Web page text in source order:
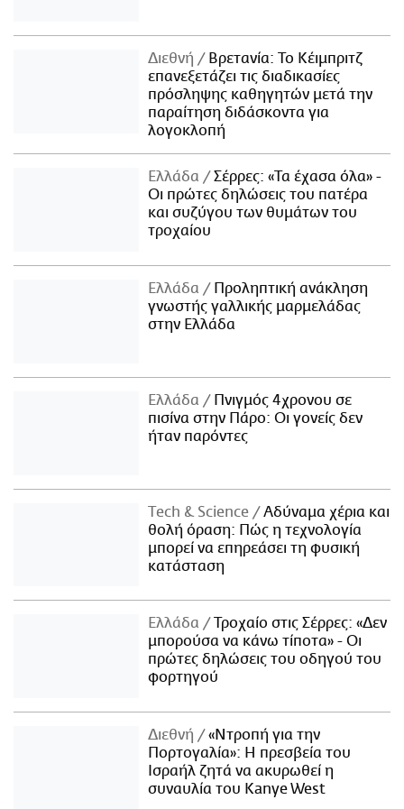
Διεθνή
Βρετανία: Το Κέιμπριτζ
επανεξετάζει τις διαδικασίες
πρόσληψης καθηγητών μετά την
παραίτηση διδάσκοντα για
λογοκλοπή
Ελλάδα
Σέρρες: «Τα έχασα όλα» -
Οι πρώτες δηλώσεις του πατέρα
και συζύγου των θυμάτων του
τροχαίου
Ελλάδα
Προληπτική ανάκληση
γνωστής γαλλικής μαρμελάδας
στην Ελλάδα
Ελλάδα
Πνιγμός 4χρονου σε
πισίνα στην Πάρο: Οι γονείς δεν
ήταν παρόντες
Τech & Science
Αδύναμα χέρια και
θολή όραση: Πώς η τεχνολογία
μπορεί να επηρεάσει τη φυσική
κατάσταση
Ελλάδα
Τροχαίο στις Σέρρες: «Δεν
μπορούσα να κάνω τίποτα» - Οι
πρώτες δηλώσεις του οδηγού του
φορτηγού
Διεθνή
«Ντροπή για την
Πορτογαλία»: Η πρεσβεία του
Ισραήλ ζητά να ακυρωθεί η
συναυλία του Kanye West